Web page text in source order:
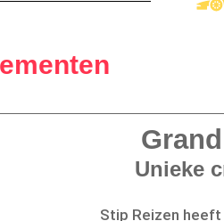
Unieke
Stip Reizen heeft